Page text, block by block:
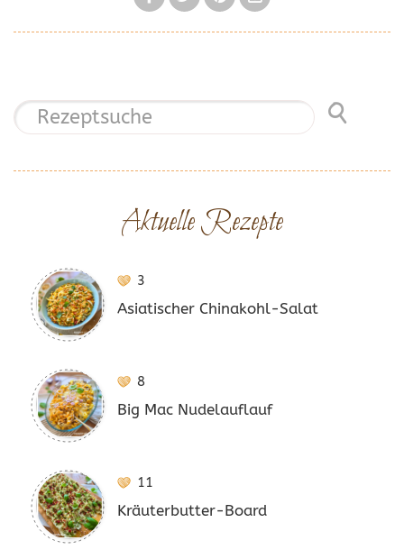
Aktuelle Rezepte
3
Asiatischer Chinakohl-Salat
8
Big Mac Nudelauflauf
11
Kräuterbutter-Board